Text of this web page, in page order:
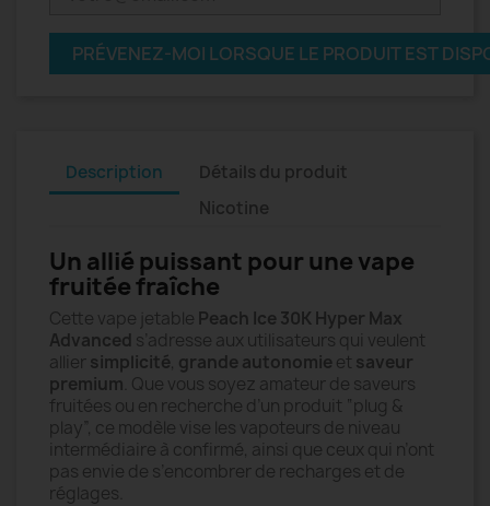
PRÉVENEZ-MOI LORSQUE LE PRODUIT EST
Description
Détails du produit
Nicotine
Un allié puissant pour une vape
fruitée fraîche
Cette vape jetable Peach Ice 30K Hyper Max
Advanced s’adresse aux utilisateurs qui veulent
alliersimplicité, grande autonomie et saveur
premium . Que vous soyez amateur de saveurs
fruitées ou en recherche d’un produit “plug &
play”, ce modèle vise les vapoteurs de niveau
intermédiaire à confirmé, ainsi que ceux qui n’ont
pas envie de s’encombrer de recharges et de
réglages.